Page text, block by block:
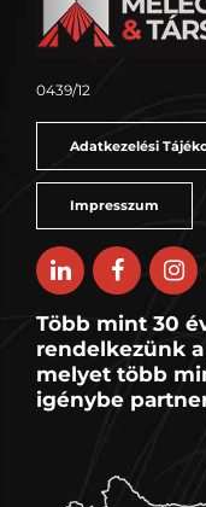
0439/12
Adatkezelési
Impresszum
Több mint 30
rendelkezünk
melyet több
igénybe